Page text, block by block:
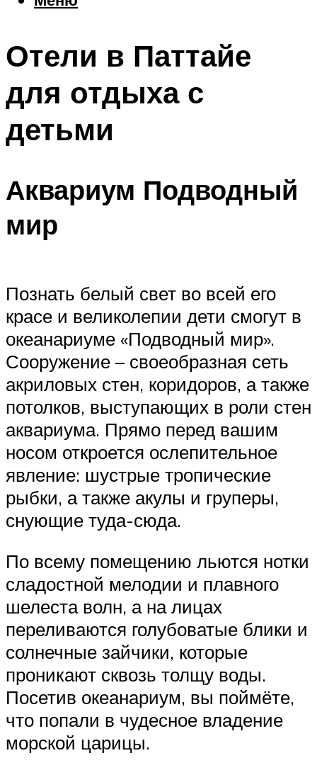
Шоппинг
Меню
Отели в Паттайе
для отдыха с
детьми
Аквариум Подводный
мир
Познать белый свет во всей его
красе и великолепии дети смогут в
океанариуме «Подводный мир».
Сооружение – своеобразная сеть
акриловых стен, коридоров, а также
потолков, выступающих в роли стен
аквариума. Прямо перед вашим
носом откроется ослепительное
явление: шустрые тропические
рыбки, а также акулы и груперы,
снующие туда-сюда.
По всему помещению льются нотки
сладостной мелодии и плавного
шелеста волн, а на лицах
переливаются голубоватые блики и
солнечные зайчики, которые
проникают сквозь толщу воды.
Посетив океанариум, вы поймёте,
что попали в чудесное владение
морской царицы.